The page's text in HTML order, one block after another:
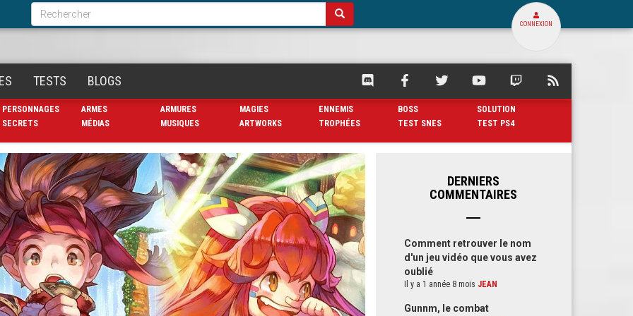
Formulaire
de
recherche
Rechercher
CONNEXION
TESTS BLOGS
SQUARE
DISCORD
SQUARE
SUR
FACEBOOK
SQUARE
TWITTER
SQUARE
SUR
YOUTUBE
SQUARE
PERSONNAGES ARMES ARMURES MAGIES ENNEMIS BOSS
SOLUTION
SECRETS MÉDIAS MUSIQUES ARTWORKS TROPHÉES TEST SNES
TEST PS4
DERNIERS
COMMENTAIRES
Comment retrouver le nom
d'un jeu vidéo que vous avez
oublié
Il y a 1 année 8 mois JEAN
Gunnm, le combat